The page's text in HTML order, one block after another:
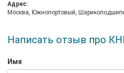
Адрес:
Москва, Южнопортовый,
Написать отзыв про
Имя